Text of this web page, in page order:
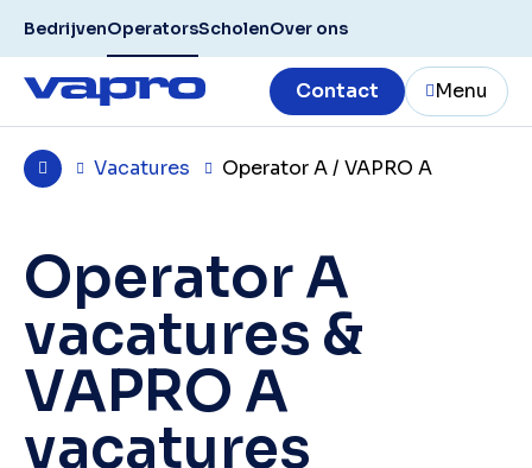
BedrijvenOperatorsScholenOver ons
Contact Menu
Vacatures Operator A / VAPRO A
Operator A
vacatures &
VAPRO A
vacatures